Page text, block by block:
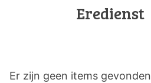
Eredienst
Er zijn geen items gevonden